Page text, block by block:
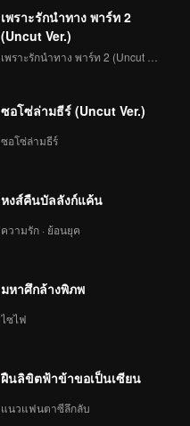
เพราะรักนำทาง พาร์ท 2
(Uncut Ver.)
ซอโซ่ล่ามธีร์ (Uncut Ver.)
ซอโซ่ล่ามธีร์
หงส์คืนบัลลังก์แค้น
ความรัก · ย้อนยุค
มหาศึกล้างพิภพ
ไซไฟ
ฝืนลิขิตฟ้าข้าขอเป็นเซียน
แนวแฟนตาซีลึกลับ